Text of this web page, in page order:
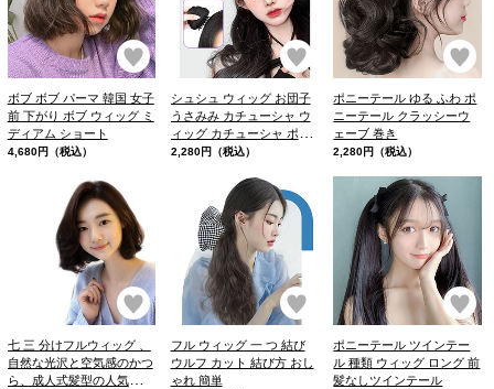
お気に入り
ボブ ボブ パーマ 韓国 女子
前 下がり ボブ ウィッグ ミ
ディアム ショート
4,680円（税込）
お気に入り
シュシュ ウィッグ お団子
うさみみ カチューシャ ウ
ィッグ カチューシャ ポイ
ント ウィッグ
2,280円（税込）
お
ポニーテール ゆる ふわ ポ
ニーテール クラッシーウ
ェーブ 巻き
2,280円（税込）
お気に入り
七 三 分けフルウィッグ 、
自然な光沢と空気感のかつ
ら、成人式髪型の人気ラン
お気に入り
フル ウィッグ 一 つ 結び
ウルフ カット 結び方 おし
ゃれ 簡単
お
ポニーテール ツインテー
ル 種類 ウィッグ ロング 前
髪なしツインテール